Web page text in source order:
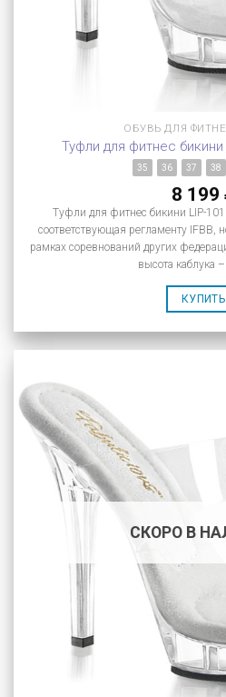
ОБУВЬ ДЛЯ
Туфли для фитнес бикини
35 36 37 38
8 199
Туфли для фитнес бикини LIP-
соответствующая регламенту IFBB,
рамках соревнований других
высота каблука
КУПИТЬ
СКОРО В